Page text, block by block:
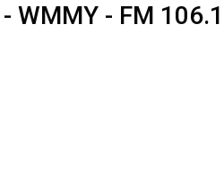
WMMY - FM